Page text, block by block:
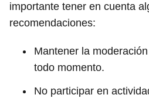
importante tener en cuenta
recomendaciones:
Mantener la
todo momento.
No participar en